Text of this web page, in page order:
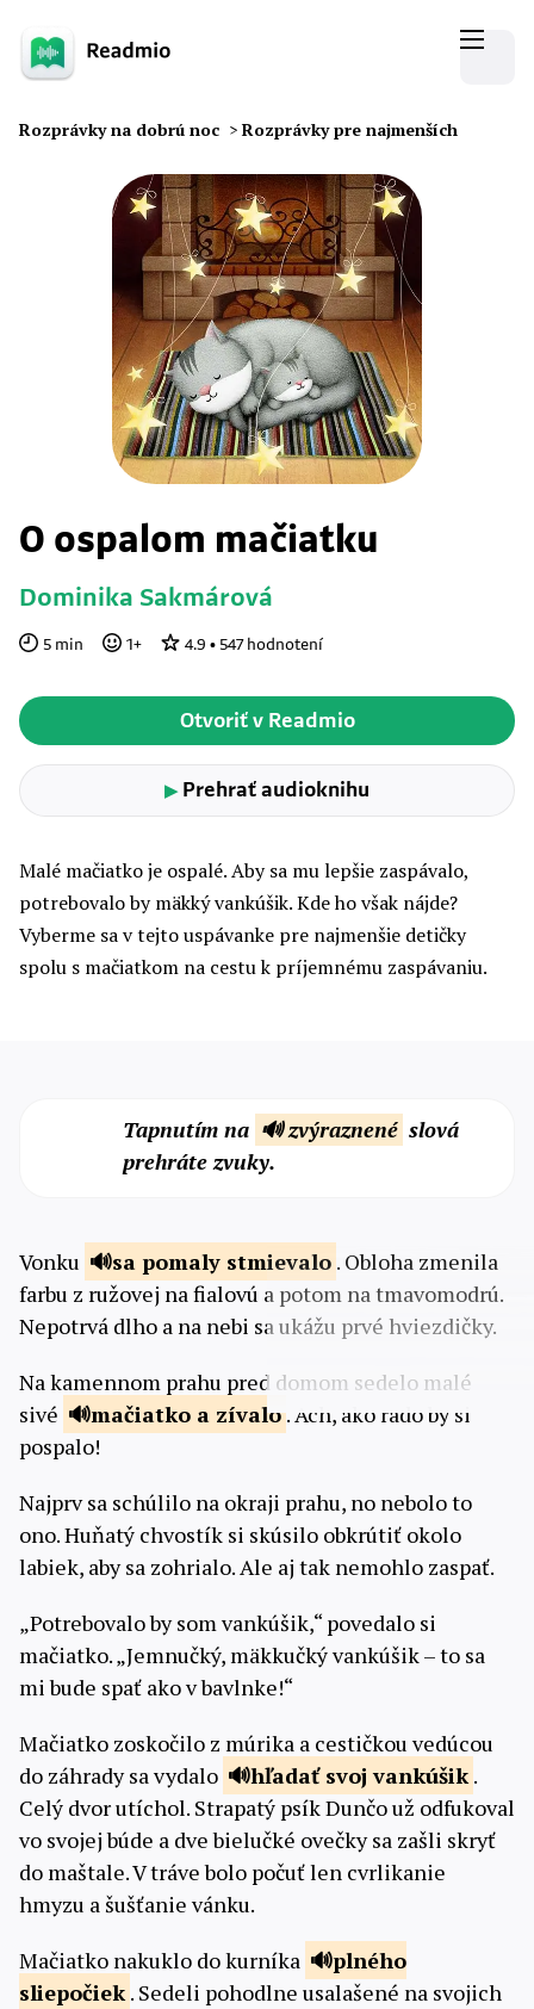
Rozprávky na dobrú noc > Rozprávky pre najmenších
O ospalom mačiatku
Dominika Sakmárová
5 min 1+ 4.9 • 547hodnotení
Otvoriť v Readmio
▶Prehrať audioknihu
Malé mačiatko je ospalé. Aby sa mu lepšie zaspávalo,
potrebovalo by mäkký vankúšik. Kde ho však nájde?
Vyberme sa v tejto uspávanke pre najmenšie detičky
spolu s mačiatkom na cestu k príjemnému zaspávaniu.
Tapnutím na 🔊 zvýraznené slová
prehráte zvuky.
Vonku sa pomaly stmievalo . Obloha zmenila
farbu z ružovej na fialovú a potom na tmavomodrú.
Nepotrvá dlho a na nebi sa ukážu prvé hviezdičky.
Na kamennom prahu pred domom sedelo malé
sivé
mačiatko a zívalo . Ach, ako rado by si
pospalo!
Najprv sa schúlilo na okraji prahu, no nebolo to
ono. Huňatý chvostík si skúsilo obkrútiť okolo
labiek, aby sa zohrialo. Ale aj tak nemohlo zaspať.
„Potrebovalo by som vankúšik,“ povedalo si
mačiatko. „Jemnučký, mäkkučký vankúšik – to sa
mi bude spať ako v bavlnke!“
Mačiatko zoskočilo z múrika a cestičkou vedúcou
do záhrady sa vydalo
hľadať svojvankúšik .
Celý dvor utíchol. Strapatý psík Dunčo už odfukoval
vo svojej búde a dve bielučké ovečky sa zašli skryť
do maštale. V tráve bolo počuť len cvrlikanie
hmyzu a šušťanie vánku.
Mačiatko nakuklo do kurníka
plného
sliepočiek . Sedeli pohodlne usalašené na svojich